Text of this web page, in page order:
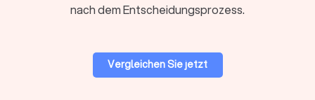
nach dem Entscheidungsprozess.
Vergleichen Sie jetzt